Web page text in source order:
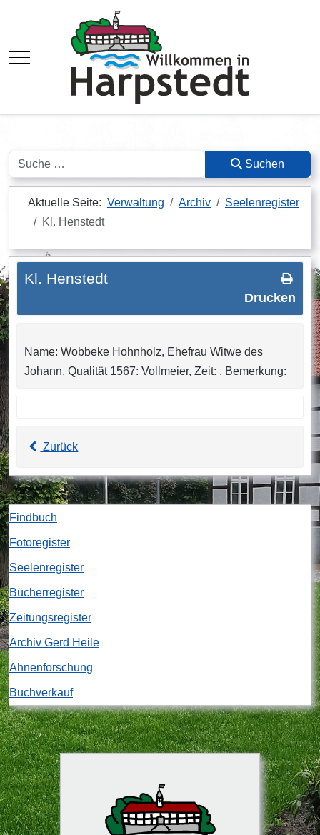
Mobile Menu Toggle
Suchen Suchen
Aktuelle Seite: Verwaltung Archiv
Seelenregister
Kl. Henstedt
Drucken
Kl. Henstedt
Name: Wobbeke Hohnholz, Ehefrau Witwe des
Johann, Qualität 1567: Vollmeier, Zeit: , Bemerkung:
Zurück
Findbuch
Fotoregister
Seelenregister
Bücherregister
Zeitungsregister
Archiv Gerd Heile
Ahnenforschung
Buchverkauf